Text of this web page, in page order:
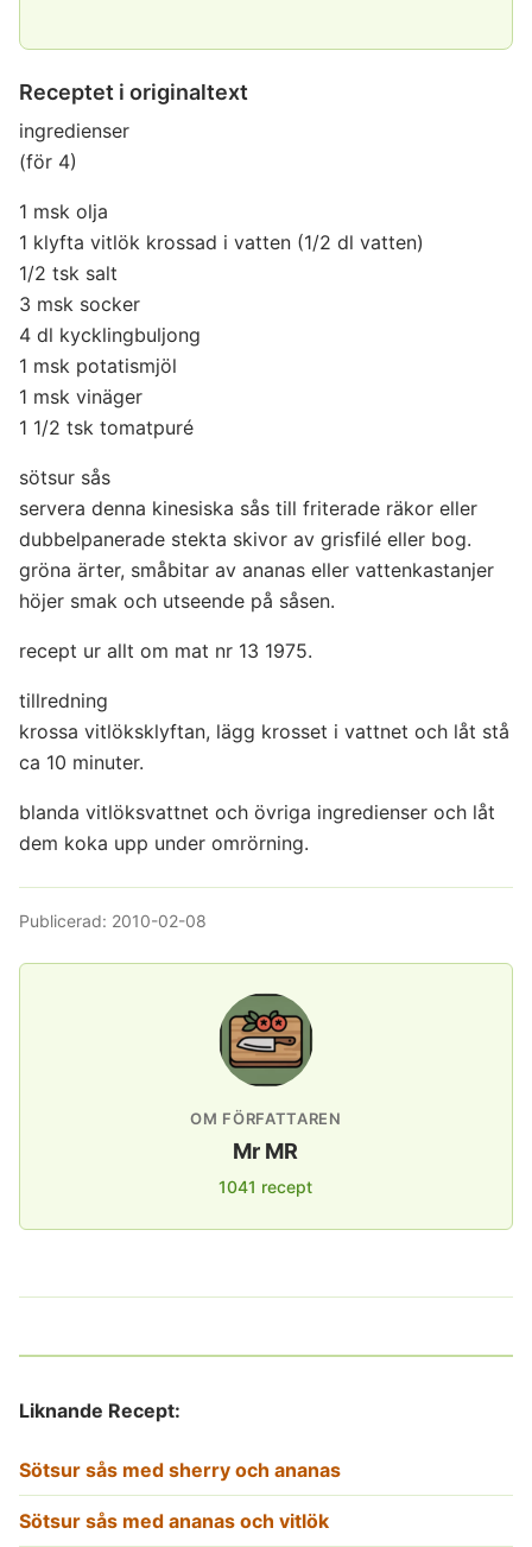
Receptet i originaltext
ingredienser
(för 4)
1 msk olja
1 klyfta vitlök krossad i vatten (1/2 dl vatten)
1/2 tsk salt
3 msk socker
4 dl kycklingbuljong
1 msk potatismjöl
1 msk vinäger
1 1/2 tsk tomatpuré
sötsur sås
servera denna kinesiska sås till friterade räkor eller
dubbelpanerade stekta skivor av grisfilé eller bog.
gröna ärter, småbitar av ananas eller vattenkastanjer
höjer smak och utseende på såsen.
recept ur allt om mat nr 13 1975.
tillredning
krossa vitlöksklyftan, lägg krosset i vattnet och låt stå
ca 10 minuter.
blanda vitlöksvattnet och övriga ingredienser och låt
dem koka upp under omrörning.
Publicerad: 2010-02-08
OM FÖRFATTAREN
Mr MR
1041 recept
Liknande Recept:
Sötsur sås med sherry och ananas
Sötsur sås med ananas och vitlök